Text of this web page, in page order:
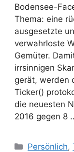
Bodensee-
Thema: eine
ausgesetzte
verwahrloste
Gemüter.
irrsinnigen
gerät, werden
Ticker()
die neuesten
2016 gegen 8
Kategorien
Persönlich,